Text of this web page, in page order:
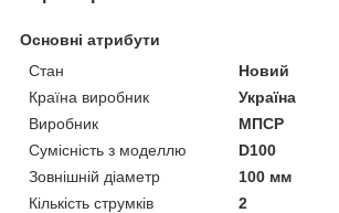
Основні атрибути
Стан
Новий
Країна виробник
Україна
Виробник
МПСР
Сумісність з моделлю
D100
Зовнішній діаметр
100 мм
Кількість струмків
2